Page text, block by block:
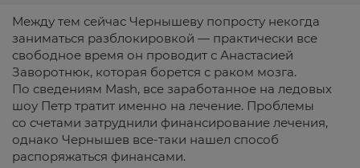
Между тем сейчас Чернышеву попросту некогда
заниматься разблокировкой — практически все
свободное время он проводит с Анастасией
Заворотнюк, которая борется с раком мозга.
По сведениям Mash, все заработанное на ледовых
шоу Петр тратит именно на лечение. Проблемы
со счетами затруднили финансирование лечения,
однако Чернышев все-таки нашел способ
распоряжаться финансами.